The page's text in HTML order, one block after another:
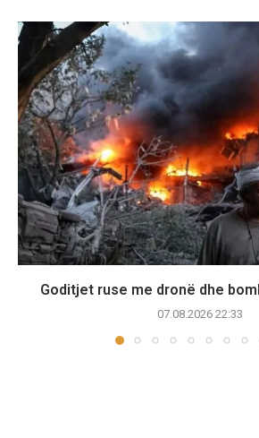
Goditjet ruse me dronë dhe
07.08.2026 22:33